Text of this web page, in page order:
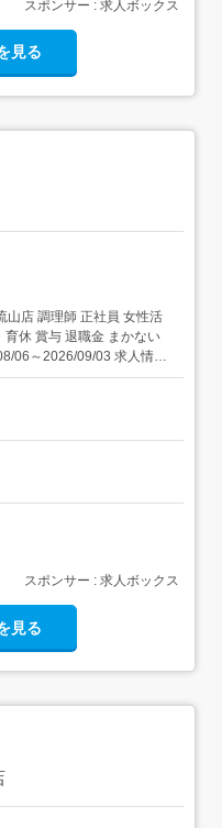
スポンサー : 求人ボックス
見る
女性活
休 賞与 退職金 まかない
「...
スポンサー : 求人ボックス
見る